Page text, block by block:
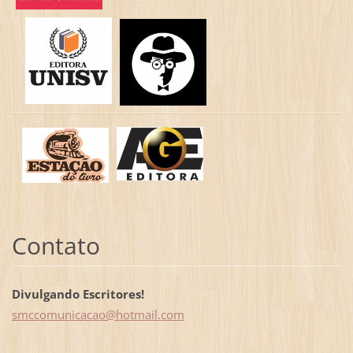
Contato
Divulgando Escritores!
smccomunicacao@hotmail.com